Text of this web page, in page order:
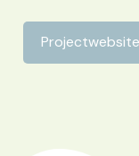
Projectwebsite